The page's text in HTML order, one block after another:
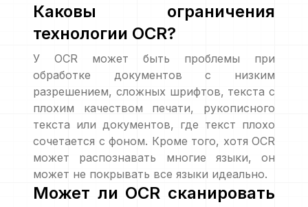
Каковы ограничения
технологии OCR?
У OCR может быть проблемы при
обработке документов с низким
разрешением, сложных шрифтов, текста с
плохим качеством печати, рукописного
текста или документов, где текст плохо
сочетается с фоном. Кроме того, хотя OCR
может распознавать многие языки, он
может не покрывать все языки идеально.
Может ли OCR сканировать